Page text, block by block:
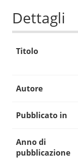
Dettagli
Titolo
Autore
Pubblicato in
Anno di
pubblicazione